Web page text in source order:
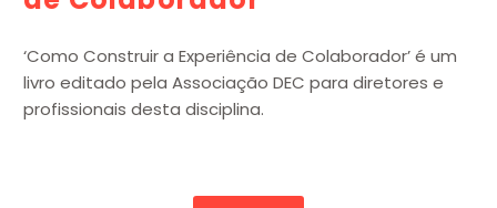
‘Como Construir a Experiência de Colaborador’ é um
livro editado pela Associação DEC para diretores e
profissionais desta disciplina.